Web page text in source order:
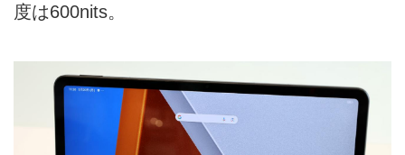
度は600nits。